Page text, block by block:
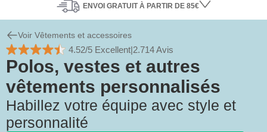
ENVOI GRATUIT À PARTIR DE 85€
Voir Vêtements et accessoires
4.52/5 Excellent|2.714 Avis
Polos, vestes et autres
vêtements personnalisés
Habillez votre équipe avec style et
personnalité